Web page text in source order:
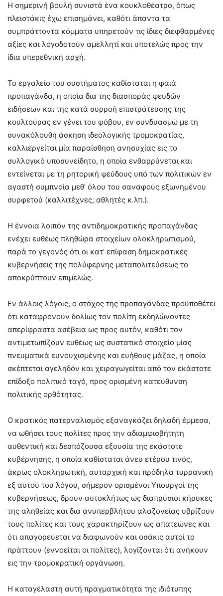
Η σημερινή βουλή συνιστά ένα κουκλοθέατρο, όπως
πλειστάκις έχω επισημάνει, καθότι άπαντα τα
συμπράττοντα κόμματα υπηρετούν τις ίδιες διεφθαρμένες
αξίες και λογοδοτούν αμελλητί και υποτελώς προς την
ίδια υπερεθνική αρχή.
Το εργαλείο του συστήματος καθίσταται η φαιά
προπαγάνδα, η οποία δια της διασποράς ψευδών
ειδήσεων και της κατά συρροή επιστράτευσης της
κουλτούρας εν γένει του φόβου, εν συνδυασμώ με τη
συνακόλουθη άσκηση ιδεολογικής τρομοκρατίας,
καλλιεργείται μία παραίσθηση ανησυχίας εις το
συλλογικό υποσυνείδητο, η οποία ενθαρρύνεται και
εντείνεται με τη ρητορική ψεύδους υπό των πολιτικών εν
αγαστή συμπνοία μεθ’ όλου του σαναφούς εξωνημένου
συρφετού (καλλιτέχνες, αθλητές κ.λπ.).
Η έννοια λοιπόν της αντιδημοκρατικής προπαγάνδας
ενέχει ευθέως πληθώρα στοιχείων ολοκληρωτισμού,
παρά το γεγονός ότι οι κατ’ επίφαση δημοκρατικές
κυβερνήσεις της πολύφερνης μεταπολιτεύσεως το
αποκρύπτουν επιμελώς.
Εν άλλοις λόγοις, ο στόχος της προπαγάνδας προϋποθέτει
ότι καταφρονούν δολίως τον πολίτη εκδηλώνοντες
απερίφραστα ασέβεια ως προς αυτόν, καθότι τον
αντιμετωπίζουν ευθέως ως συστατικό στοιχείο μίας
πνευματικά ευνουχισμένης και ευήθους μάζας, η οποία
σκέπτεται αγεληδόν και χειραγωγείται από τον εκάστοτε
επίδοξο πολιτικό ταγό, προς ορισμένη κατεύθυνση
πολιτικής ορθότητας.
Ο κρατικός πατερναλισμός εξαναγκάζει δηλαδή έμμεσα,
να ωθήσει τους πολίτες προς την αδιαμφισβήτητη
αυθεντική και δεσπόζουσα εξουσία της εκάστοτε
κυβέρνησης, η οποία καθίσταται άνευ ετέρου τινός,
άκρως ολοκληρωτική, αυταρχική και πρόδηλα τυρρανική
εξ αυτού του λόγου, σήμερον ορισμένοι Υπουργοί της
κυβερνήσεως, δρουν αυτοκλήτως ως διαπρύσιοι κήρυκες
της αληθείας και δια ανυπερβλήτου αλαζονείας υβρίζουν
τους πολίτες και τους χαρακτηρίζουν ως απατεώνες και
ότι απαγορεύεται να διαφωνούν και οσάκις αυτοί το
πράττουν (εννοείται οι πολίτες), λογίζονται ότι ανήκουν
εις την τρομοκρατική οργάνωση.
Η καταγέλαστη αυτή πραγματικότητα της ιδιότυπης